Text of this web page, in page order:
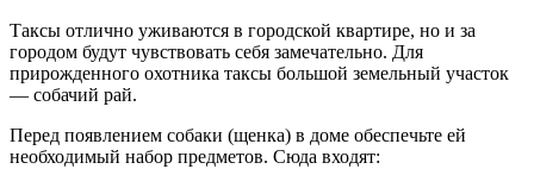
Таксы отлично уживаются в городской квартире, но и за
городом будут чувствовать себя замечательно. Для
прирожденного охотника таксы большой земельный участок
— собачий рай.
Перед появлением собаки (щенка) в доме обеспечьте ей
необходимый набор предметов. Сюда входят: